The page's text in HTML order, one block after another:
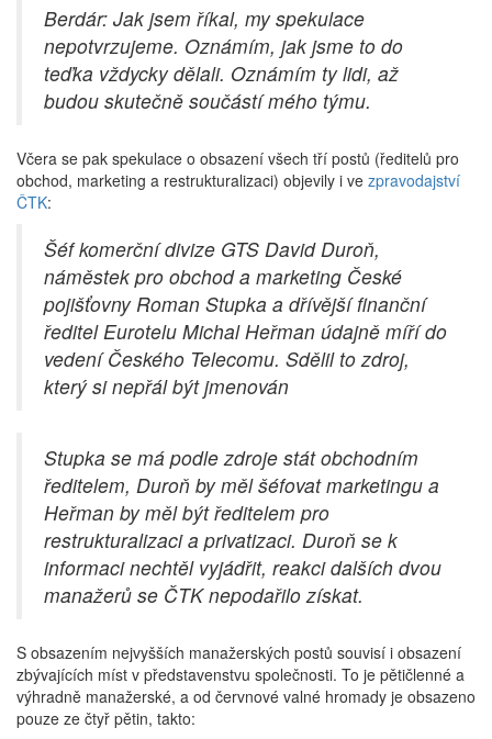
Berdár: Jak jsem říkal, my spekulace
nepotvrzujeme. Oznámím, jak jsme to do
teďka vždycky dělali. Oznámím ty lidi, až
budou skutečně součástí mého týmu.
Včera se pak spekulace o obsazení všech tří postů (ředitelů pro
obchod, marketing a restrukturalizaci) objevily i ve zpravodajství
ČTK:
Šéf komerční divize GTS David Duroň,
náměstek pro obchod a marketing České
pojišťovny Roman Stupka a dřívější finanční
ředitel Eurotelu Michal Heřman údajně míří do
vedení Českého Telecomu. Sdělil to zdroj,
který si nepřál být jmenován
Stupka se má podle zdroje stát obchodním
ředitelem, Duroň by měl šéfovat marketingu a
Heřman by měl být ředitelem pro
restrukturalizaci a privatizaci. Duroň se k
informaci nechtěl vyjádřit, reakci dalších dvou
manažerů se ČTK nepodařilo získat.
S obsazením nejvyšších manažerských postů souvisí i obsazení
zbývajících míst v představenstvu společnosti. To je pětičlenné a
výhradně manažerské, a od červnové valné hromady je obsazeno
pouze ze čtyř pětin, takto: